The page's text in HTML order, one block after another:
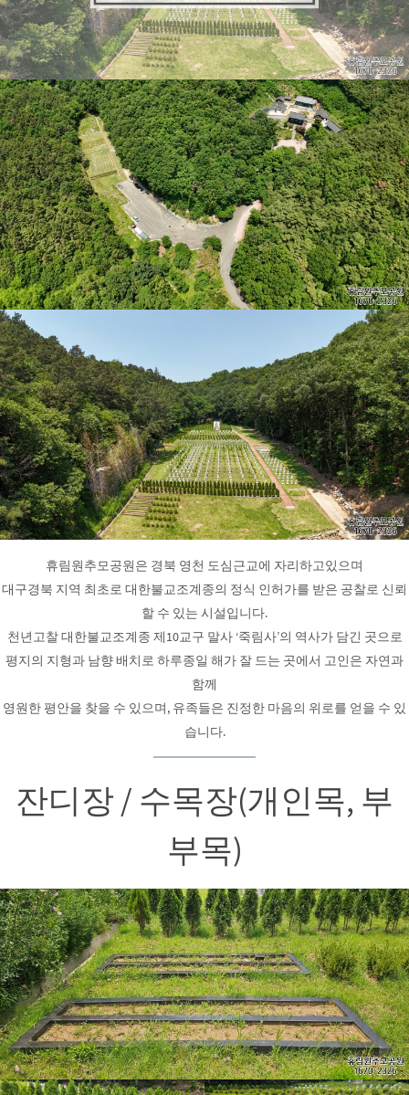
휴림원추모공원은 경북 영천 도심근교에 자리하고있으며
대구경북 지역 최초로 대한불교조계종의 정식 인허가를 받은 공찰로 신뢰
할 수 있는 시설입니다.
천년고찰 대한불교조계종 제10교구 말사 ‘죽림사’의 역사가 담긴 곳으로
평지의 지형과 남향 배치로 하루종일 해가 잘 드는 곳에서 고인은 자연과
함께
영원한 평안을 찾을 수 있으며, 유족들은 진정한 마음의 위로를 얻을 수 있
습니다.
잔디장 / 수목장(개인목, 부
부목)